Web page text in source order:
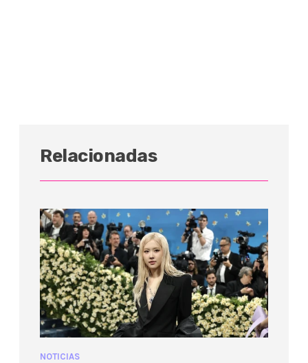
Relacionadas
NOTICIAS